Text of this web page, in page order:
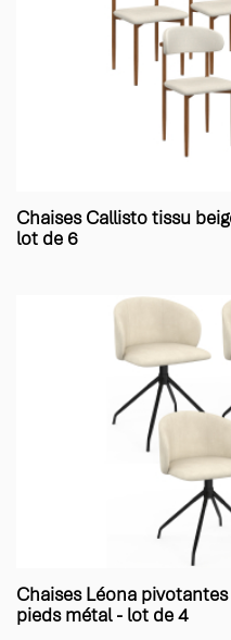
Chaises Callisto tissu beige pieds effet noyer -
lot de 6
Chaises Léona pivotantes velours crème
pieds métal - lot de 4